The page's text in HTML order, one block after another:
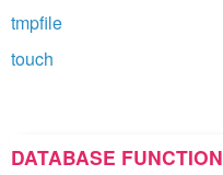
tmpfile
touch
DATABASE FUNCTION